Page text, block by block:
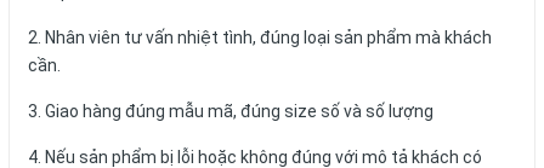
2. Nhân viên tư vấn nhiệt tình, đúng loại sản phẩm mà khách
cần.
3. Giao hàng đúng mẫu mã, đúng size số và số lượng
4. Nếu sản phẩm bị lỗi hoặc không đúng với mô tả khách có